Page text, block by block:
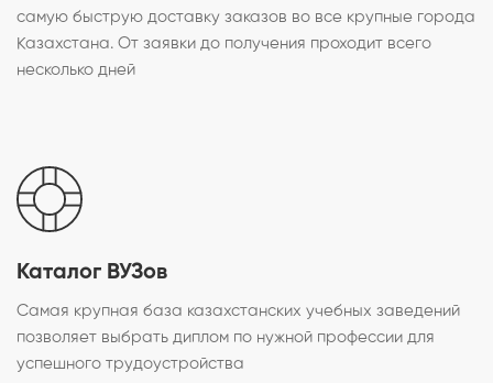
самую быструю доставку заказов во все крупные города
Казахстана. От заявки до получения проходит всего
несколько дней
Каталог ВУЗов
Самая крупная база казахстанских учебных заведений
позволяет выбрать диплом по нужной профессии для
успешного трудоустройства